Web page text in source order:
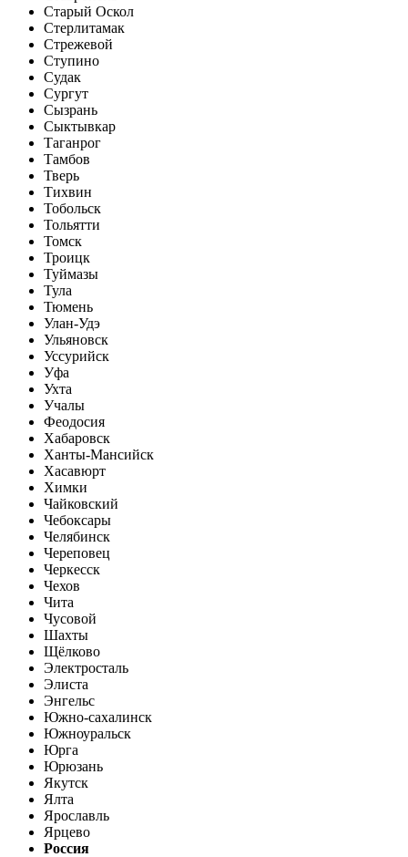
Старый Оскол
Стерлитамак
Стрежевой
Ступино
Судак
Сургут
Сызрань
Сыктывкар
Таганрог
Тамбов
Тверь
Тихвин
Тобольск
Тольятти
Томск
Троицк
Туймазы
Тула
Тюмень
Улан-Удэ
Ульяновск
Уссурийск
Уфа
Ухта
Учалы
Феодосия
Хабаровск
Ханты-Мансийск
Хасавюрт
Химки
Чайковский
Чебоксары
Челябинск
Череповец
Черкесск
Чехов
Чита
Чусовой
Шахты
Щёлково
Электросталь
Элиста
Энгельс
Южно-сахалинск
Южноуральск
Юрга
Юрюзань
Якутск
Ялта
Ярославль
Ярцево
Россия